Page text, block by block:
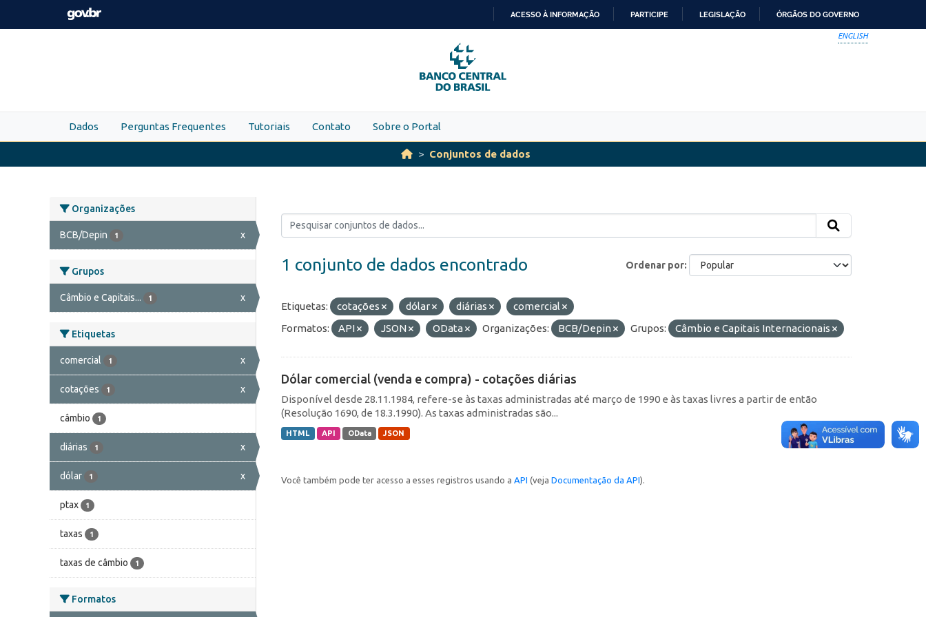
Skip to main content
PARA
O
CONTEÚDO
ACESSO À INFORMAÇÃO PARTICIPE LEGISLAÇÃO ÓRGÃOS DO GOVERNO
ENGLISH
Dados Perguntas Frequentes Tutoriais Contato Sobre o Portal
Conjuntos de dados
Organizações
BCB/Depin 1 x
Grupos
Câmbio e Capitais... 1 x
Etiquetas
comercial 1 x
cotações 1 x
câmbio 1
diárias 1 x
dólar 1 x
ptax 1
taxas 1
taxas de câmbio 1
Formatos
Ordenar por
1 conjunto de dados encontrado
Etiquetas: cotações dólar diárias
comercial
Formatos:
API JSON OData Organizações: BCB/Depin Grupos: Câmbio e Capitais Internacionais
Dólar comercial (venda e compra) - cotações diárias
Disponível desde 28.11.1984, refere-se às taxas administradas até março de 1990 e às taxas livres a partir de então
(Resolução 1690, de 18.3.1990). As taxas administradas são...
HTML API OData JSON
Você também pode ter acesso a esses registros usando a API (veja Documentação da API).